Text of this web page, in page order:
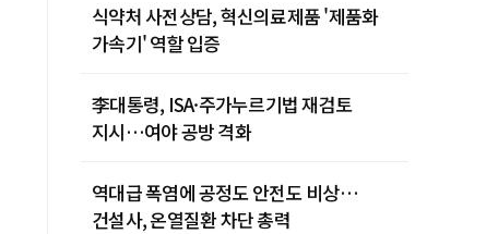
식약처 사전상담, 혁신의료제품 '제품화
가속기' 역할 입증
李대통령, ISA·주가누르기법 재검토
지시…여야 공방 격화
역대급 폭염에 공정도 안전도 비상…
건설사, 온열질환 차단 총력